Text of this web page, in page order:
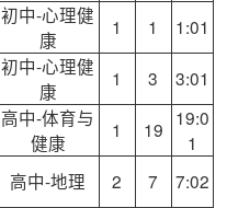
初中-心理健
康
1 1
1:01
初中-心理健
康
1 3 3:01
高中-体育与
健康
1 19 19:0
1
高中-地理 2 7 7:02